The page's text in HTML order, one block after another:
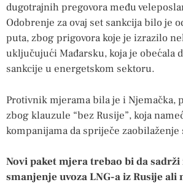
dugotrajnih pregovora među
Odobrenje za ovaj set sankcija bilo je
puta, zbog prigovora koje je izrazilo
uključujući Mađarsku, koja je obećala
sankcije u energetskom sektoru.
Protivnik mjerama bila je i Njemačka,
zbog klauzule “bez Rusije”, koja
kompanijama da spriječe zaobilaženje
Novi paket mjera trebao bi da
smanjenje uvoza LNG-a iz Rusije ali